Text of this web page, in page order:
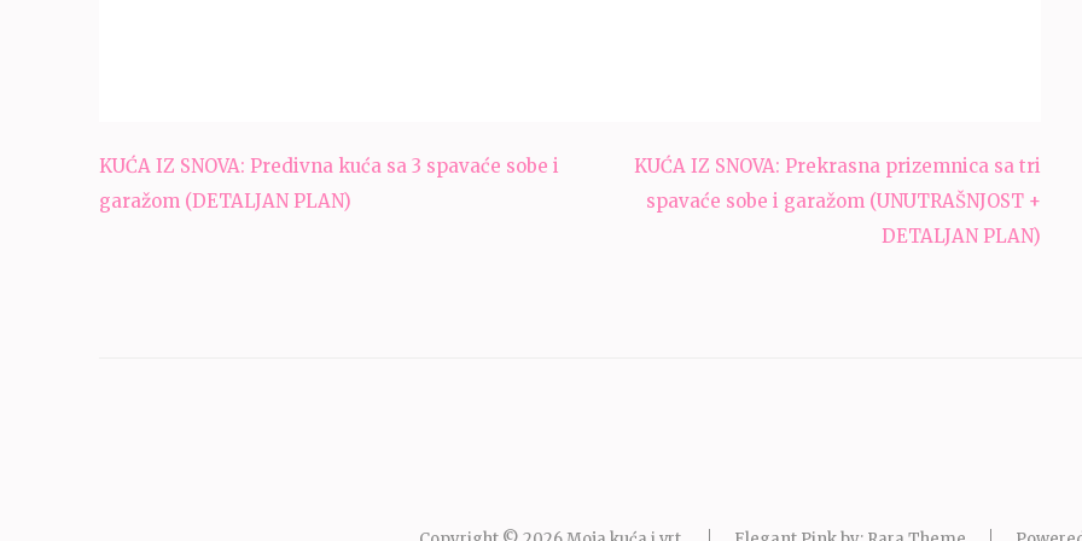
Navigacija
članaka
KUĆA IZ SNOVA: Predivna kuća sa 3 spavaće sobe i
garažom (DETALJAN PLAN)
KUĆA IZ SNOVA: Prekrasna prizemnica sa tri
spavaće sobe i garažom (UNUTRAŠNJOST +
DETALJAN PLAN)